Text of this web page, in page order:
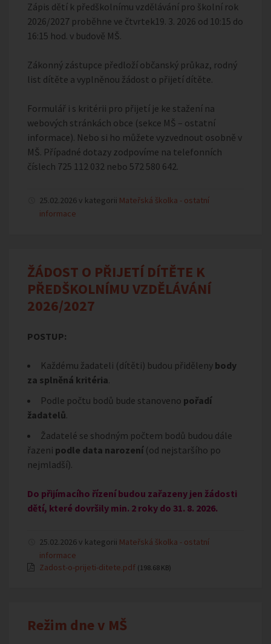
Zápis dětí k předškolnímu vzdělávání pro školní rok
2026/2027 proběhne ve čtvrtek19. 3. 2026 od 10:15 do
16:15 hod. v budově MŠ.
Zákonný zástupce předloží občanský průkaz, rodný
list dítěte a vyplněnou žádost o přijetí dítěte.
Formulář i s kritérii pro přijetí je ke stažení na
webových stránkách obce (sekce MŠ – ostatní
informace). Nebo si ho můžete vyzvednout osobně v
MŠ. Případné dotazy zodpovíme na telefonních
číslech 725 112 032 nebo 572 580 642.
25.02.2026 v kategorii Mateřská školka - ostatní
informace
ŽÁDOST O PŘIJETÍ DÍTĚTE K
PŘEDŠKOLNÍMU VZDĚLÁVÁNÍ
2026/2027
POSTUP:
Každému žadateli (dítěti) budou přiděleny body
za splněná kritéria.
Podle počtu bodů bude stanoveno pořadí
žadatelů.
Žadatelé se shodným počtem bodů budou dále
řazeni podle data narození(od nejstaršího po
nejmladší).
Do přijímacího řízení budou zařazeny jen žádosti
dětí, které dovršily min. 2 roky do 31. 8. 2026.
25.02.2026 v kategorii Mateřská školka - ostatní
informace
Zadost-o-prijeti-ditete.pdf (198.68 KB)
Režim dne v MŠ